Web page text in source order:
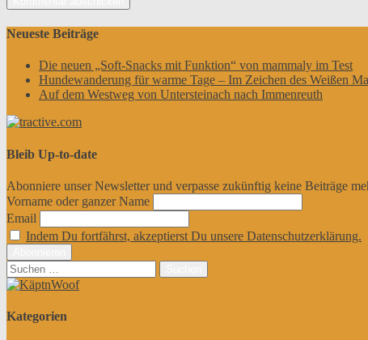
Neueste Beiträge
Die neuen „Soft-Snacks mit Funktion“ von mammaly im Test
Hundewanderung für warme Tage – Im Zeichen des Weißen
Auf dem Westweg von Untersteinach nach Immenreuth
Bleib Up-to-date
Abonniere unser Newsletter und verpasse zukünftig keine Beiträge
Vorname oder ganzer Name
Email
Indem Du fortfährst, akzeptierst Du unsere Datenschutzerklärung.
Suchen
nach:
Kategorien